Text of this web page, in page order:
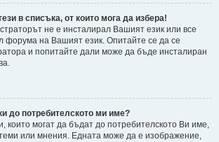
в списъка, от които мога да избера!
не е инсталирал Вашият език или все
форума на Вашият език. Опитайте се да се
и попитайте дали може да бъде инсталиран
до потребителското ми име?
които могат да бъдат до потребителското Ви име,
или мнения. Едната може да е изображение,